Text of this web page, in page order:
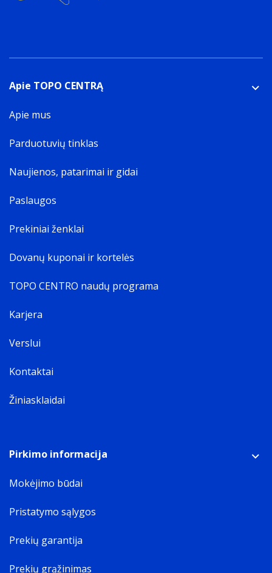
Apie TOPO CENTRĄ
Apie mus
Parduotuvių tinklas
Naujienos, patarimai ir gidai
Paslaugos
Prekiniai ženklai
Dovanų kuponai ir kortelės
TOPO CENTRO naudų programa
Karjera
Verslui
Kontaktai
Žiniasklaidai
Pirkimo informacija
Mokėjimo būdai
Pristatymo sąlygos
Prekių garantija
Prekių grąžinimas